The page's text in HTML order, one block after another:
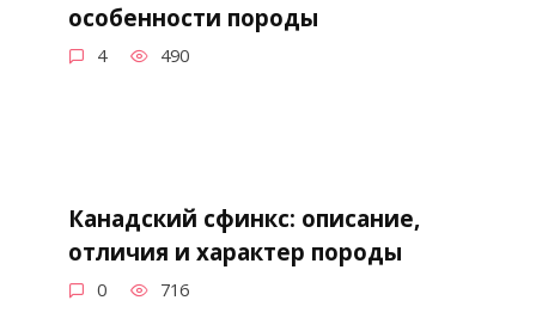
особенности породы
4 490
Канадский сфинкс: описание,
отличия и характер породы
0 716